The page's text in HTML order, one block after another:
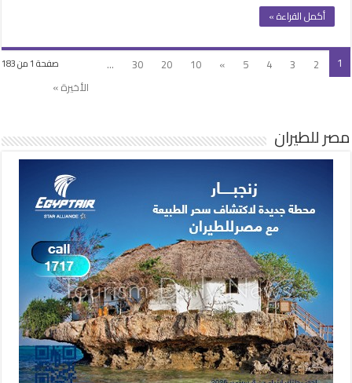
أكمل القراءة »
صفحة 1 من 183 1
2
3
4
5
»
10
20
30
...
الأخيرة »
مصر للطيران